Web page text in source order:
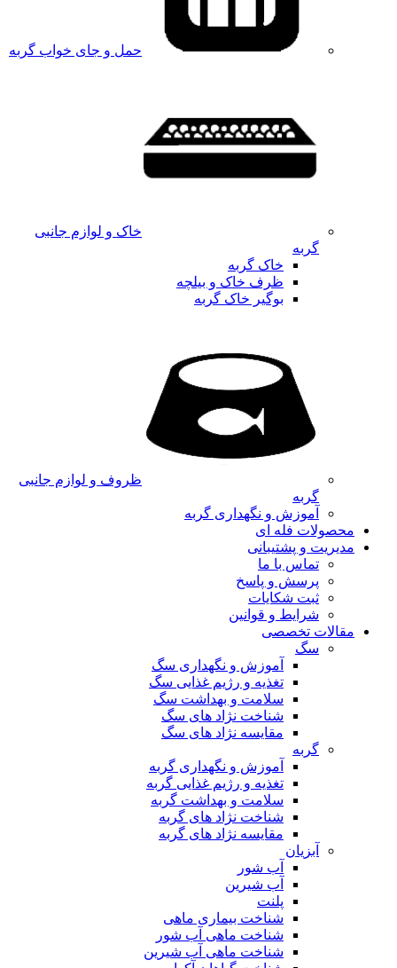
حمل و جای خواب گربه
خاک و لوازم جانبی
گربه
خاک گربه
ظرف خاک و بیلچه
بوگیر خاک گربه
ظروف و لوازم جانبی
گربه
آموزش و نگهداری گربه
محصولات فله ای
مدیریت و پشتیبانی
تماس با ما
پرسش و پاسخ
ثبت شکایات
شرایط و قوانین
مقالات تخصصی
سگ
آموزش و نگهداری سگ
تغذیه و رژیم غذایی سگ
سلامت و بهداشت سگ
شناخت نژاد های سگ
مقایسه نژاد های سگ
گربه
آموزش و نگهداری گربه
تغذیه و رژیم غذایی گربه
سلامت و بهداشت گربه
شناخت نژاد های گربه
مقایسه نژاد های گربه
آبزیان
آب شور
آب شیرین
پلنت
شناخت بیماری ماهی
شناخت ماهی آب شور
شناخت ماهی آب شیرین